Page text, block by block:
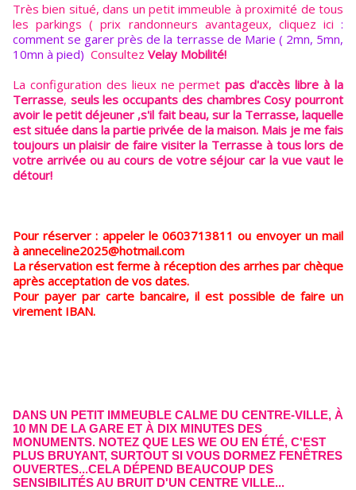
Très bien situé, dans un petit immeuble à proximité de tous
les parkings ( prix randonneurs avantageux, cliquez ici :
comment se garer près de la terrasse de Marie ( 2mn, 5mn,
10mn à pied) Consultez Velay Mobilité!
La configuration des lieux ne permet pas d'accès libre à la
Terrasse, seuls les occupants des chambres Cosy pourront
avoir le petit déjeuner ,s'il fait beau, sur la Terrasse, laquelle
est située dans la partie privée de la maison. Mais je me fais
toujours un plaisir de faire visiter la Terrasse à tous lors de
votre arrivée ou au cours de votre séjour car la vue vaut le
détour!
Pour réserver : appeler le 0603713811 ou envoyer un mail
à anneceline2025@hotmail.com
La réservation est ferme à réception des arrhes par chèque
après acceptation de vos dates.
Pour payer par carte bancaire, il est possible de faire un
virement IBAN.
DANS UN PETIT IMMEUBLE CALME DU CENTRE-VILLE, À
10 MN DE LA GARE ET À DIX MINUTES DES
MONUMENTS. NOTEZ QUE LES WE OU EN ÉTÉ, C'EST
PLUS BRUYANT, SURTOUT SI VOUS DORMEZ FENÊTRES
OUVERTES...CELA DÉPEND BEAUCOUP DES
SENSIBILITÉS AU BRUIT D'UN CENTRE VILLE...